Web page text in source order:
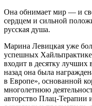
Она обнимает мир — и
сердцем и сильной
русская душа.
Марина Левицкая уже
успешных
входит в десятку лучших
назад она была
в Европе», основанной
многолетнюю
авторство Плац-Терапии